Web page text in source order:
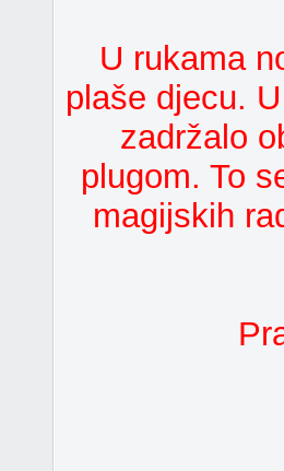
U rukama
plaše djecu.
zadržalo
plugom. To
magijskih